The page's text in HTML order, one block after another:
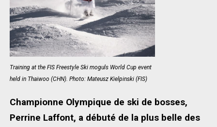
Training at the FIS Freestyle Ski moguls World Cup event
held in Thaiwoo (CHN). Photo: Mateusz Kielpinski (FIS)
Championne Olympique de ski de bosses,
Perrine Laffont, a débuté de la plus belle des